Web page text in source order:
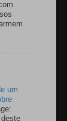
um